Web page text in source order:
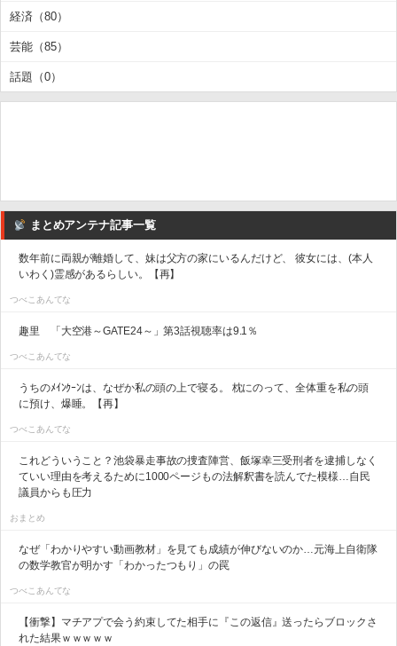
経済（80）
芸能（85）
話題（0）
まとめアンテナ記事一覧
数年前に両親が離婚して、妹は父方の家にいるんだけど、 彼女には、(本人
いわく)霊感があるらしい。【再】
つべこあんてな
趣里 「大空港～GATE24～」第3話視聴率は9.1％
つべこあんてな
うちのﾒｲﾝｸｰﾝは、なぜか私の頭の上で寝る。 枕にのって、全体重を私の頭
に預け、爆睡。【再】
つべこあんてな
これどういうこと？池袋暴走事故の捜査陣営、飯塚幸三受刑者を逮捕しなく
ていい理由を考えるために1000ページもの法解釈書を読んでた模様…自民
議員からも圧力
おまとめ
なぜ「わかりやすい動画教材」を見ても成績が伸びないのか…元海上自衛隊
の数学教官が明かす「わかったつもり」の罠
つべこあんてな
【衝撃】マチアプで会う約束してた相手に『この返信』送ったらブロックさ
れた結果ｗｗｗｗｗ